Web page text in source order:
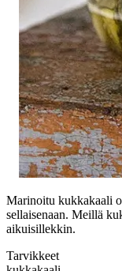
Marinoitu kukkakaali
sellaisenaan. Meillä
aikuisillekkin.
Tarvikkeet